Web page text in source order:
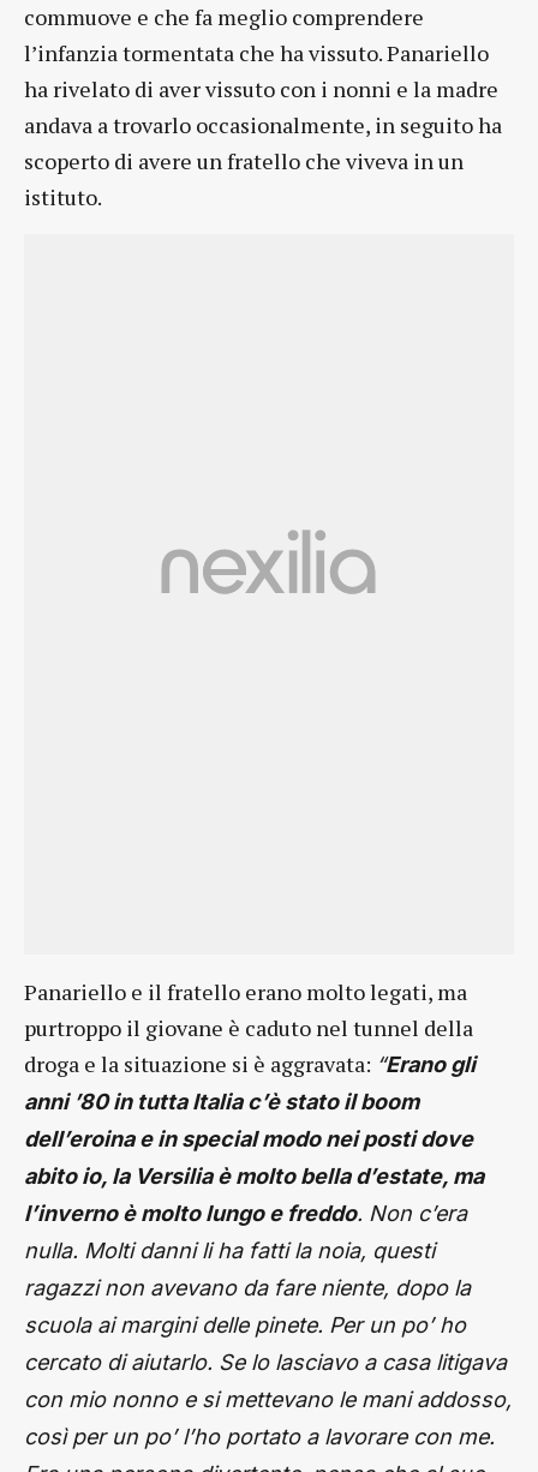
commuove e che fa meglio comprendere
l’infanzia tormentata che ha vissuto. Panariello
ha rivelato di aver vissuto con i nonni e la madre
andava a trovarlo occasionalmente, in seguito ha
scoperto di avere un fratello che viveva in un
istituto.
Panariello e il fratello erano molto legati, ma
purtroppo il giovane è caduto nel tunnel della
droga e la situazione si è aggravata: “Erano gli
anni ’80 in tutta Italia c’è stato il boom
dell’eroina e in special modo nei posti dove
abito io, la Versilia è molto bella d’estate, ma
l’inverno è molto lungo e freddo. Non c’era
nulla. Molti danni li ha fatti la noia, questi
ragazzi non avevano da fare niente, dopo la
scuola ai margini delle pinete. Per un po’ ho
cercato di aiutarlo. Se lo lasciavo a casa litigava
con mio nonno e si mettevano le mani addosso,
così per un po’ l’ho portato a lavorare con me.